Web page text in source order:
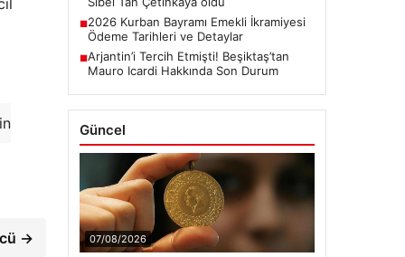
→
■2026 Kurban Bayramı Emekli İkramiyesi
Ödeme Tarihleri ve Detaylar
■Arjantin’i Tercih Etmişti! Beşiktaş’tan
Mauro Icardi Hakkında Son Durum
Güncel
07/08/2026